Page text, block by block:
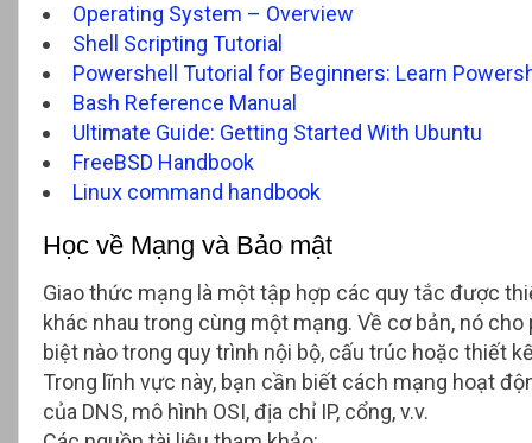
Operating System – Overview
Shell Scripting Tutorial
Powershell Tutorial for Beginners: Learn
Bash Reference Manual
Ultimate Guide: Getting Started With Ubuntu
FreeBSD Handbook
Linux command handbook
Học về Mạng và Bảo mật
Giao thức mạng là một tập hợp các quy tắc được
khác nhau trong cùng một mạng. Về cơ bản, nó
biệt nào trong quy trình nội bộ, cấu trúc hoặc thiết
Trong lĩnh vực này, bạn cần biết cách mạng hoạt
của DNS, mô hình OSI, địa chỉ IP, cổng, v.v.